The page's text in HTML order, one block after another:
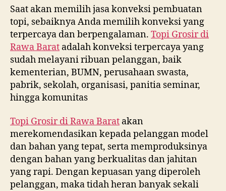
995
6854
Saat akan memilih jasa konveksi pembuatan
topi, sebaiknya Anda memilih konveksi yang
terpercaya dan berpengalaman. Topi Grosir di
Rawa Barat adalah konveksi terpercaya yang
sudah melayani ribuan pelanggan, baik
kementerian, BUMN, perusahaan swasta,
pabrik, sekolah, organisasi, panitia seminar,
hingga komunitas
Topi Grosir diRawa Barat akan
merekomendasikan kepada pelanggan model
dan bahan yang tepat, serta memproduksinya
dengan bahan yang berkualitas dan jahitan
yang rapi. Dengan kepuasan yang diperoleh
pelanggan, maka tidah heran banyak sekali